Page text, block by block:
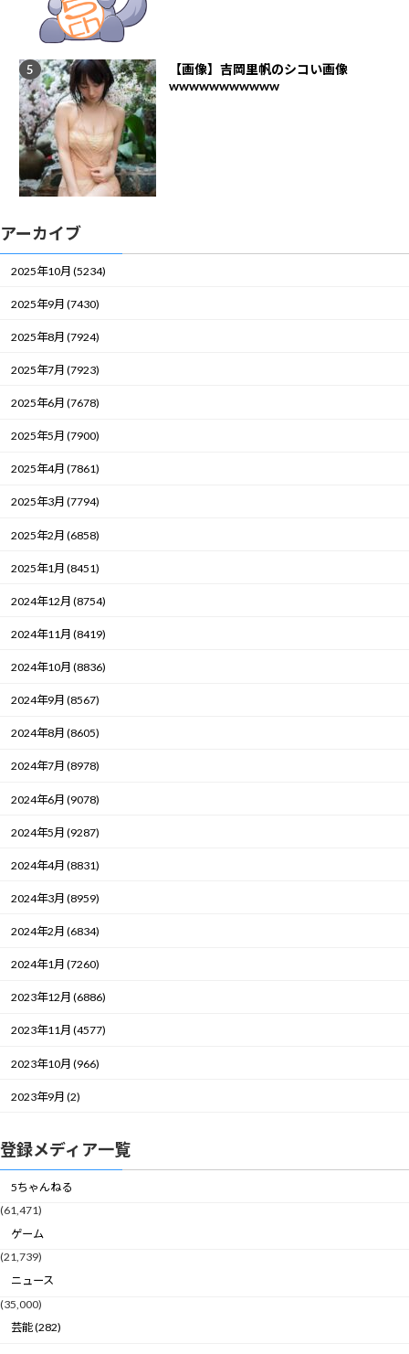
【画像】吉岡里帆のシコい画像
wwwwwwwwwww
アーカイブ
2025年10月 (5234)
2025年9月 (7430)
2025年8月 (7924)
2025年7月 (7923)
2025年6月 (7678)
2025年5月 (7900)
2025年4月 (7861)
2025年3月 (7794)
2025年2月 (6858)
2025年1月 (8451)
2024年12月 (8754)
2024年11月 (8419)
2024年10月 (8836)
2024年9月 (8567)
2024年8月 (8605)
2024年7月 (8978)
2024年6月 (9078)
2024年5月 (9287)
2024年4月 (8831)
2024年3月 (8959)
2024年2月 (6834)
2024年1月 (7260)
2023年12月 (6886)
2023年11月 (4577)
2023年10月 (966)
2023年9月 (2)
登録メディア一覧
5ちゃんねる
(61,471)
ゲーム
(21,739)
ニュース
(35,000)
芸能 (282)